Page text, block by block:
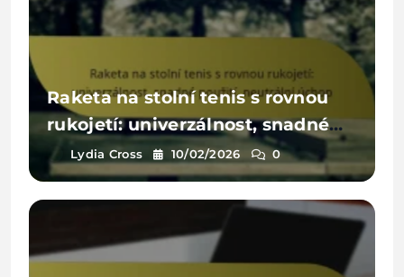
Raketa na stolní tenis s rovnou
rukojetí: univerzálnost, snadné
použití, neutrální úchop
Lydia Cross 10/02/2026 0